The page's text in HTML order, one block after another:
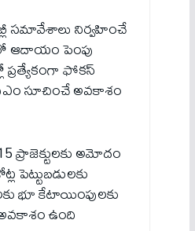
సమావేశాలు నిర్వహించే
ఆదాయం పెంపు
ఫోకస్
సూచించే అవకాశం
అమోదం
పెట్టుబడులకు
భూ కేటాయింపులకు
ఉంది